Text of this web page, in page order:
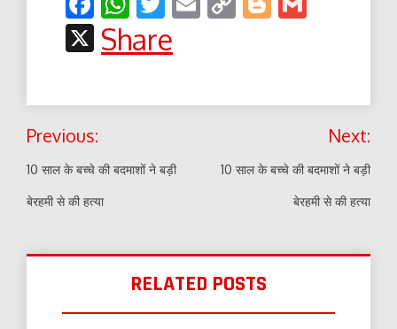
X
Share
Post
navigation
Previous:
10 साल के बच्चे की बदमाशों ने बड़ी
बेरहमी से की हत्या
Next:
10 साल के बच्चे की बदमाशों ने बड़ी
बेरहमी से की हत्या
RELATED POSTS